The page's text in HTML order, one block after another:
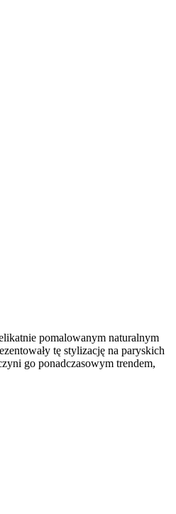
pomalowanym naturalnym
tę stylizację na paryskich
go ponadczasowym trendem,